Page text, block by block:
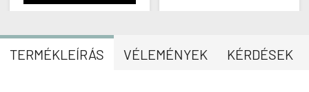
TERMÉKLEÍRÁS VÉLEMÉNYEK KÉRDÉSEK